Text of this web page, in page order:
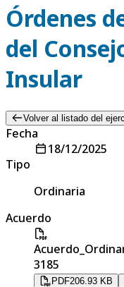
Órdenes
del
Insular
Volver al listado del
Fecha
18/12/2025
Tipo
Ordinaria
Acuerdo
3185
PDF206.93 KB